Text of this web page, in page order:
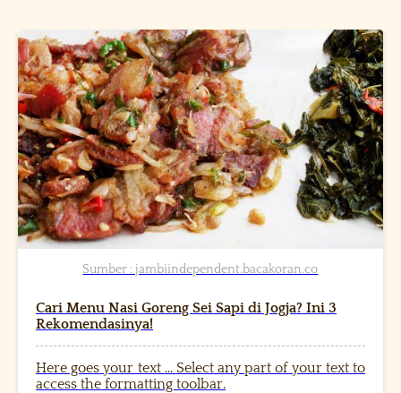
Sumber : jambiindependent.bacakoran.co
Cari Menu Nasi Goreng Sei Sapi di Jogja? Ini 3
Rekomendasinya!
Here goes your text ... Select any part of your text to
access the formatting toolbar.